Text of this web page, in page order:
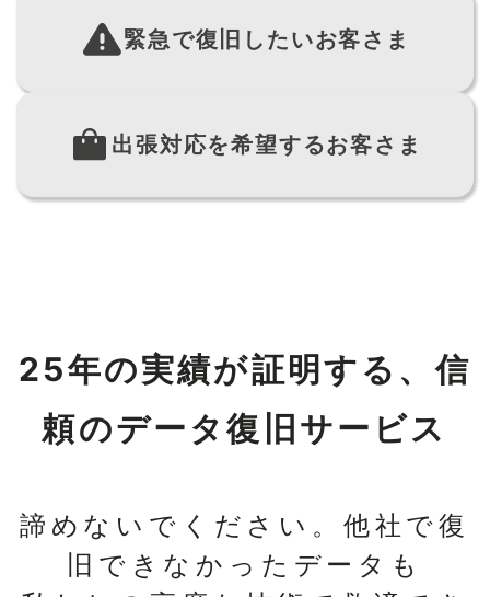
緊急で復旧したいお客さま
出張対応を希望するお客さま
25年の実績が証明する、信
頼のデータ復旧サービス
諦めないでください。他社で復
旧できなかったデータも